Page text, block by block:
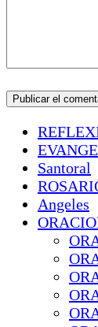
Santoral
Angeles